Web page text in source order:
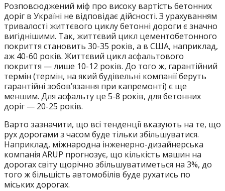
Розповсюджений міф про високу вартість бетонних
доріг в Україні не відповідає дійсності. З урахуванням
тривалості життєвого циклу бетонні дороги є значно
вигіднішими. Так, життєвий цикл цементобетонного
покриття становить 30-35 років, а в США, наприклад,
аж 40-60 років. Життєвий цикл асфальтового
покриття — лише 10-12 років. До того ж, гарантійний
термін (термін, на який будівельні компанії беруть
гарантійні зобов’язання при капремонті) є ще
меншим. Для асфальту це 5-8 років, для бетонних
доріг — 20-25 років.
Варто зазначити, що всі тенденції вказують на те, що
рух дорогами з часом буде тільки збільшуватися.
Наприклад, міжнародна інженерно-дизайнерська
компанія ARUP прогнозує, що кількість машин на
дорогах світу щорічно збільшуватиметься на 3%, до
того ж більшість автомобілів буде рухатись по
міських дорогах.